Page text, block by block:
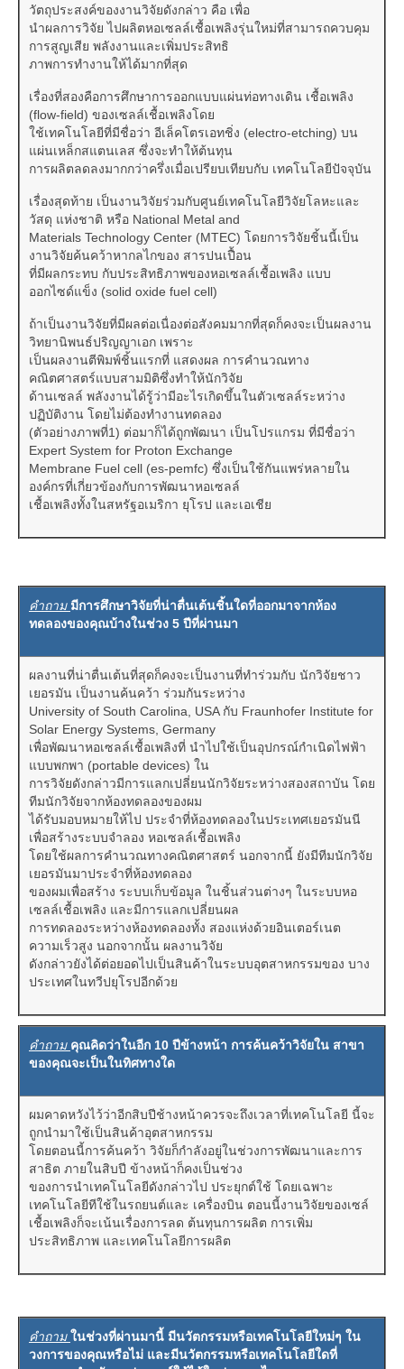
วัตถุประสงค์ของงานวิจัยดังกล่าว คือ เพื่อ
นำผลการวิจัย ไปผลิตหอเซลล์เชื้อเพลิงรุ่นใหม่ที่สามารถควบคุม
การสูญเสีย พลังงานและเพิ่มประสิทธิ
ภาพการทำงานให้ได้มากที่สุด
เรื่องที่สองคือการศึกษาการออกแบบแผ่นท่อทางเดิน เชื้อเพลิง
(flow-field) ของเซลล์เชื้อเพลิงโดย
ใช้เทคโนโลยีที่มีชื่อว่า อีเล็คโตรเอทชิ่ง (electro-etching) บน
แผ่นเหล็กสแตนเลส ซึ่งจะทำให้ต้นทุน
การผลิตลดลงมากกว่าครึ่งเมื่อเปรียบเทียบกับ เทคโนโลยีปัจจุบัน
เรื่องสุดท้าย เป็นงานวิจัยร่วมกับศูนย์เทคโนโลยีวิจัยโลหะและ
วัสดุ แห่งชาติ หรือ National Metal and
Materials Technology Center (MTEC) โดยการวิจัยชิ้นนี้เป็น
งานวิจัยค้นคว้าหากลไกของ สารปนเปื้อน
ที่มีผลกระทบ กับประสิทธิภาพของหอเซลล์เชื้อเพลิง แบบ
ออกไซด์แข็ง (solid oxide fuel cell)
ถ้าเป็นงานวิจัยที่มีผลต่อเนื่องต่อสังคมมากที่สุดก็คงจะเป็นผลงาน
วิทยานิพนธ์ปริญญาเอก เพราะ
เป็นผลงานตีพิมพ์ชิ้นแรกที่ แสดงผล การคำนวณทาง
คณิตศาสตร์แบบสามมิติซึ่งทำให้นักวิจัย
ด้านเซลล์ พลังงานได้รู้ว่ามีอะไรเกิดขึ้นในตัวเซลล์ระหว่าง
ปฏิบัติงาน โดยไม่ต้องทำงานทดลอง
(ตัวอย่างภาพที่1) ต่อมาก็ได้ถูกพัฒนา เป็นโปรแกรม ที่มีชื่อว่า
Expert System for Proton Exchange
Membrane Fuel cell (es-pemfc) ซึ่งเป็นใช้กันแพร่หลายใน
องค์กรที่เกี่ยวข้องกับการพัฒนาหอเซลล์
เชื้อเพลิงทั้งในสหรัฐอเมริกา ยุโรป และเอเชีย
คำถาม มีการศึกษาวิจัยที่น่าตื่นเต้นชิ้นใดที่ออกมาจากห้อง
ทดลองของคุณบ้างในช่วง 5 ปีที่ผ่านมา
ผลงานที่น่าตื่นเต้นที่สุดก็คงจะเป็นงานที่ทำร่วมกับ นักวิจัยชาว
เยอรมัน เป็นงานค้นคว้า ร่วมกันระหว่าง
University of South Carolina, USA กับ Fraunhofer Institute for
Solar Energy Systems, Germany
เพื่อพัฒนาหอเซลล์เชื้อเพลิงที่ นำไปใช้เป็นอุปกรณ์กำเนิดไฟฟ้า
แบบพกพา (portable devices) ใน
การวิจัยดังกล่าวมีการแลกเปลี่ยนนักวิจัยระหว่างสองสถาบัน โดย
ทีมนักวิจัยจากห้องทดลองของผม
ได้รับมอบหมายให้ไป ประจำที่ห้องทดลองในประเทศเยอรมันนี
เพื่อสร้างระบบจำลอง หอเซลล์เชื้อเพลิง
โดยใช้ผลการคำนวณทางคณิตศาสตร์ นอกจากนี้ ยังมีทีมนักวิจัย
เยอรมันมาประจำที่ห้องทดลอง
ของผมเพื่อสร้าง ระบบเก็บข้อมูล ในชิ้นส่วนต่างๆ ในระบบหอ
เซลล์เชื้อเพลิง และมีการแลกเปลี่ยนผล
การทดลองระหว่างห้องทดลองทั้ง สองแห่งด้วยอินเตอร์เนต
ความเร็วสูง นอกจากนั้น ผลงานวิจัย
ดังกล่าวยังได้ต่อยอดไปเป็นสินค้าในระบบอุตสาหกรรมของ บาง
ประเทศในทวีปยุโรปอีกด้วย
คำถาม คุณคิดว่าในอีก 10 ปีข้างหน้า การค้นคว้าวิจัยใน สาขา
ของคุณจะเป็นในทิศทางใด
ผมคาดหวังไว้ว่าอีกสิบปีช้างหน้าควรจะถึงเวลาที่เทคโนโลยี นี้จะ
ถูกนำมาใช้เป็นสินค้าอุตสาหกรรม
โดยตอนนี้การค้นคว้า วิจัยก็กำลังอยู่ในช่วงการพัฒนาและการ
สาธิต ภายในสิบปี ข้างหน้าก็คงเป็นช่วง
ของการนำเทคโนโลยีดังกล่าวไป ประยุกต์ใช้ โดยเฉพาะ
เทคโนโลยีทีใช้ในรถยนต์และ เครื่องบิน ตอนนี้งานวิจัยของเซล์
เชื้อเพลิงก็จะเน้นเรื่องการลด ต้นทุนการผลิต การเพิ่ม
ประสิทธิภาพ และเทคโนโลยีการผลิต
คำถามในช่วงที่ผ่านมานี้ มีนวัตกรรมหรือเทคโนโลยีใหม่ๆ ใน
วงการของคุณหรือไม่ และมีนวัตกรรมหรือเทคโนโลยีใดที่